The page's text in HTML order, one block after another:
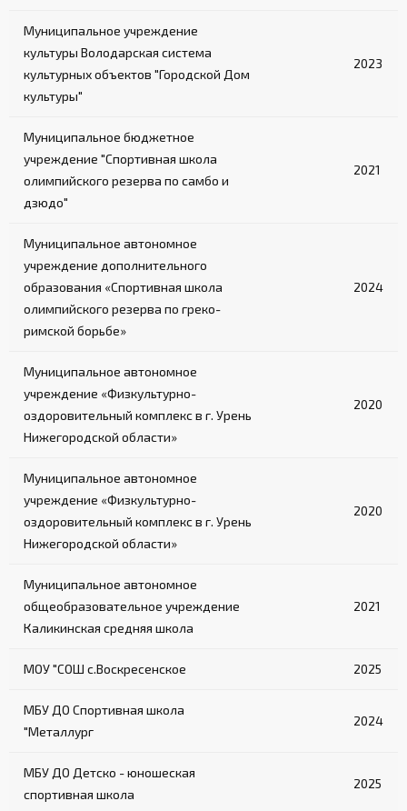
от модели)
Обеспечивают безопасный подъем на ринг
Муниципальное учреждение
культуры Володарская система
культурных объектов "Городской Дом
культуры"
2023
Муниципальное бюджетное
учреждение "Спортивная школа
олимпийского резерва по самбо и
дзюдо"
2021
Муниципальное автономное
учреждение дополнительного
образования «Спортивная школа
олимпийского резерва по греко-
римской борьбе»
2024
Муниципальное автономное
учреждение «Физкультурно-
оздоровительный комплекс в г. Урень
Нижегородской области»
2020
Муниципальное автономное
учреждение «Физкультурно-
оздоровительный комплекс в г. Урень
Нижегородской области»
2020
Муниципальное автономное
общеобразовательное учреждение
Каликинская средняя школа
2021
МОУ "СОШ с.Воскресенское 2025
МБУ ДО Спортивная школа
"Металлург
2024
МБУ ДО Детско - юношеская
спортивная школа
2025